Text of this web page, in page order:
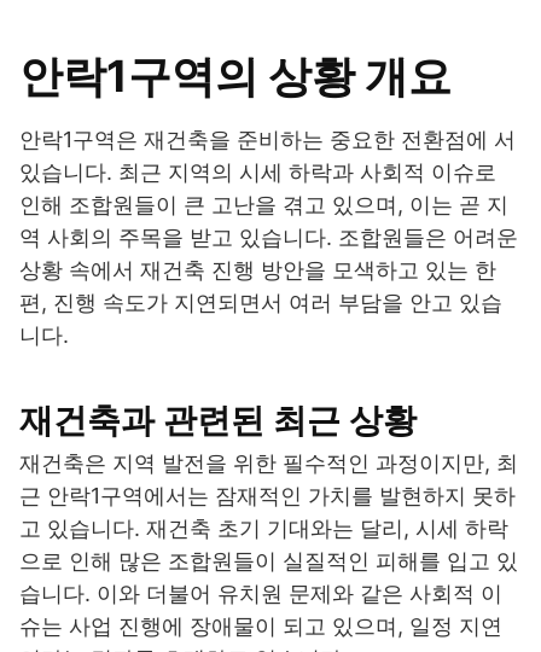
안락1구역의 상황 개요
안락1구역은 재건축을 준비하는 중요한 전환점에 서
있습니다. 최근 지역의 시세 하락과 사회적 이슈로
인해 조합원들이 큰 고난을 겪고 있으며, 이는 곧 지
역 사회의 주목을 받고 있습니다. 조합원들은 어려운
상황 속에서 재건축 진행 방안을 모색하고 있는 한
편, 진행 속도가 지연되면서 여러 부담을 안고 있습
니다.
재건축과 관련된 최근 상황
재건축은 지역 발전을 위한 필수적인 과정이지만, 최
근 안락1구역에서는 잠재적인 가치를 발현하지 못하
고 있습니다. 재건축 초기 기대와는 달리, 시세 하락
으로 인해 많은 조합원들이 실질적인 피해를 입고 있
습니다. 이와 더불어 유치원 문제와 같은 사회적 이
슈는 사업 진행에 장애물이 되고 있으며, 일정 지연